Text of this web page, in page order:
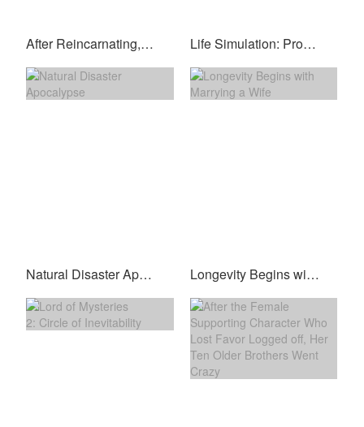
After Reincarnating, the Ice-Cold Prince Won’t Leave Me Alone Life Simulation: Propose Marriage To Kushina Uzumaki at the Beginning of the Game
Natural Disaster Apocalypse Longevity Begins with Marrying a Wife